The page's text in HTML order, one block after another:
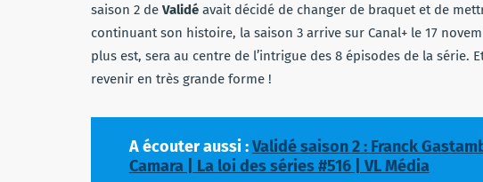
saison 2 de Validé avait décidé de changer de braquet et de
continuant son histoire, la saison 3 arrive sur Canal+ le 17
plus est, sera au centre de l’intrigue des 8 épisodes de la série.
revenir en très grande forme !
A écouter aussi :Validé saison 2 : Franck
Camara | La loi des séries #516 | VL Média